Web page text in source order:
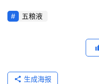
五粮液
生成海报